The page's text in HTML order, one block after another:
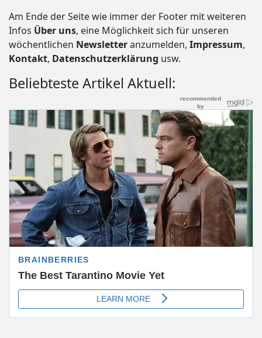
Am Ende der Seite wie immer der Footer mit weiteren
Infos Über uns, eine Möglichkeit sich für unseren
wöchentlichen Newsletteranzumelden, Impressum,
Kontakt, Datenschutzerklärung usw.
Beliebteste Artikel Aktuell: